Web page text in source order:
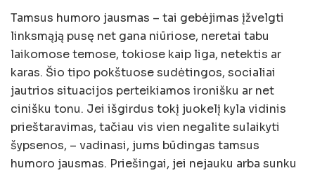
Tamsus humoro jausmas – tai gebėjimas įžvelgti
linksmąją pusę net gana niūriose, neretai tabu
laikomose temose, tokiose kaip liga, netektis ar
karas. Šio tipo pokštuose sudėtingos, socialiai
jautrios situacijos perteikiamos ironišku ar net
cinišku tonu. Jei išgirdus tokį juokelį kyla vidinis
prieštaravimas, tačiau vis vien negalite sulaikyti
šypsenos, – vadinasi, jums būdingas tamsus
humoro jausmas. Priešingai, jei nejauku arba sunku